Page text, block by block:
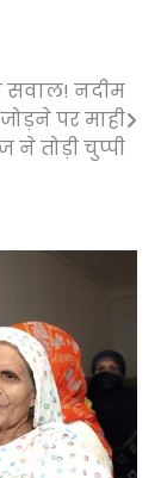
सवाल! नदीम
पर माही
ने तोड़ी चुप्पी